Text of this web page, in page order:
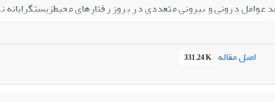
عوامل درونی و بیرونی متعددی در بروز رفتارهای
تحقیق را تشکیل می­دهد. داده­های گردآوری شده از طریق
آماری نشان می­دهد جنسیت در بروز رفتارهای دوست­دار محیط­زیست
اصل مقاله 331.24 K